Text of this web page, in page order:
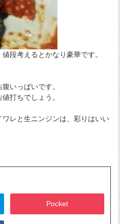
段考えるとかなり豪華です。
いっぱいです。
打ちでしょう。
レと生ニンジンは、彩りはいい
Pocket